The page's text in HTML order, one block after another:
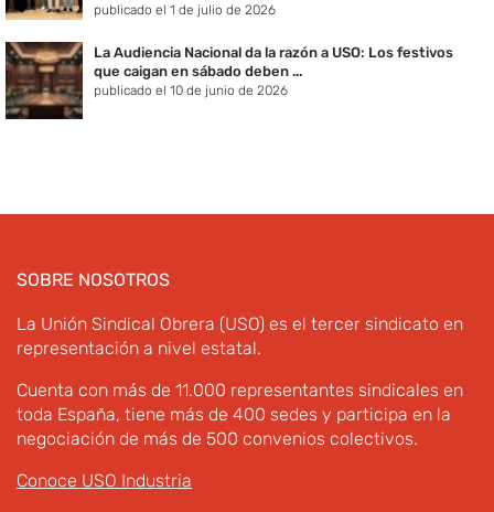
publicado el 1 de julio de 2026
La Audiencia Nacional da la razón a USO: Los festivos
que caigan en sábado deben ...
publicado el 10 de junio de 2026
SOBRE NOSOTROS
La Unión Sindical Obrera (USO) es el tercer sindicato en
representación a nivel estatal.
Cuenta con más de 11.000 representantes sindicales en
toda España, tiene más de 400 sedes y participa en la
negociación de más de 500 convenios colectivos.
Conoce USO Industria